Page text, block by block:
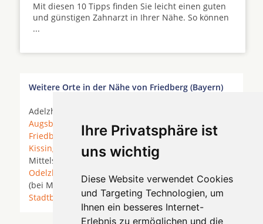
Ihre Privatsphäre ist
uns wichtig
Diese Website verwendet Cookies
und Targeting Technologien, um
Ihnen ein besseres Internet-
Erlebnis zu ermöglichen und die
Mit diesen 10 Tipps finden Sie leicht einen guten
und günstigen Zahnarzt in Ihrer Nähe. So können
...
Weitere Orte in der Nähe von Friedberg (Bayern)
Adelzhausen *
Augsburg
Dasing
* Eurasburg (Schwaben) *
Friedberg (Bayern)* Gersthofen * Hollenbach *
Kissing
Königsbrunn*Merching
Mittelstetten *Neusäß *Obergriesbach
Odelzhausen * Pfaffenhofen an der Glonn
* Ried
(bei Mering) *Ried-Baindlkirch * Sielenbach *
Stadtbergen
*